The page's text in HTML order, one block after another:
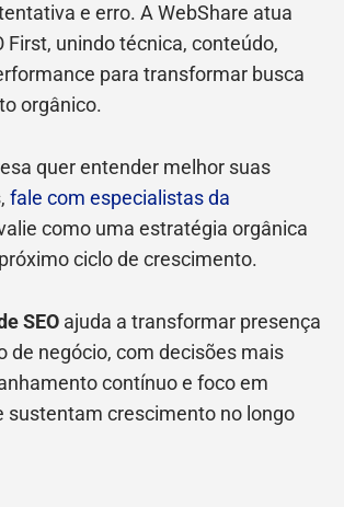
e erro. A WebShare atua
First, unindo técnica, conteúdo,
para transformar busca
orgânico.
quer entender melhor suas
fale com especialistas da
como uma estratégia orgânica
ciclo de crescimento.
SEO ajuda a transformar presença
de negócio, com decisões mais
contínuo e foco em
sustentam crescimento no longo